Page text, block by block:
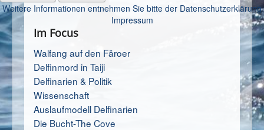
Im Focus
Walfang auf den Färoer
Delfinmord in Taiji
Delfinarien & Politik
Wissenschaft
Auslaufmodell Delfinarien
Die Bucht-The Cove
Weitere Informationen entnehmen Sie bitte der Datenschutzerklärung
Impressum